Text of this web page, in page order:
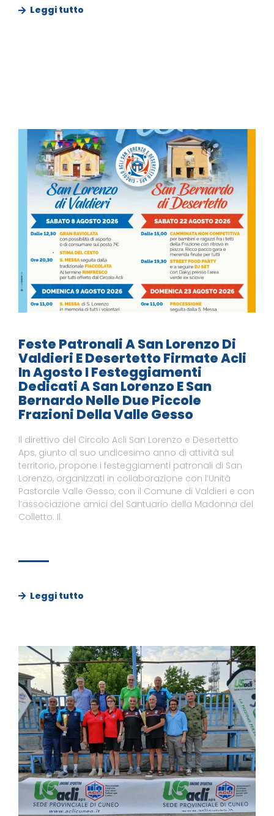
Leggi tutto
Feste Patronali A San Lorenzo Di
Valdieri E Desertetto Firmate Acli
In Agosto I Festeggiamenti
Dedicati A San Lorenzo E San
Bernardo Nelle Due Piccole
Frazioni Della Valle Gesso
Il direttivo del Circolo Acli San Lorenzo e Desertetto
Aps, giunto al suo undicesimo anno di attività sul
territorio, propone i festeggiamenti patronali di San
Lorenzo, organizzati in collaborazione con l’Unità
Pastorale Valle Gesso, con il Comune di Valdieri e con
l’associazione amici del Santuario della Madonna del
Colletto. Il
Leggi tutto